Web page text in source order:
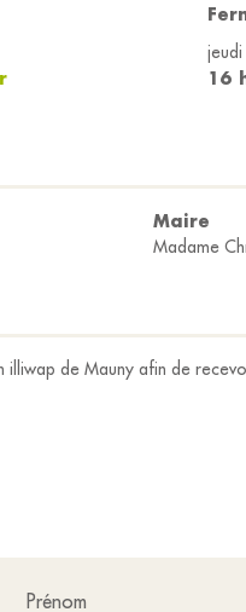
jeudi
16
Maire
Madame
illiwap de Mauny afin de
Prénom